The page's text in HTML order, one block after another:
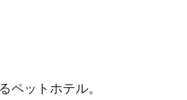
ペットホテル。